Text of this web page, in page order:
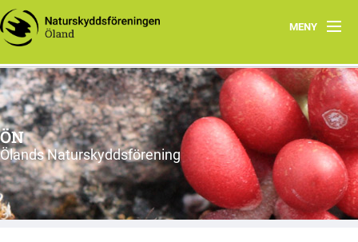
MENY
Hem
Om ÖN
Aktiviteter
ÖN tycker
Natur- och miljöorganisationer på Öland
ÖN
Ölands Naturskyddsförening